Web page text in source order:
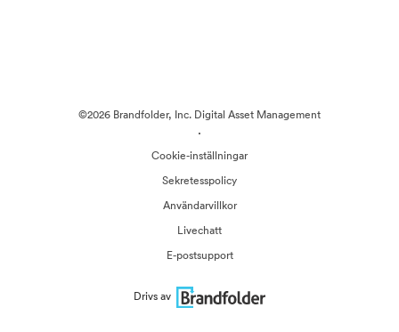
©2026 Brandfolder, Inc. Digital Asset Management
·
Cookie-inställningar
Sekretesspolicy
Användarvillkor
Livechatt
E-postsupport
Drivs av